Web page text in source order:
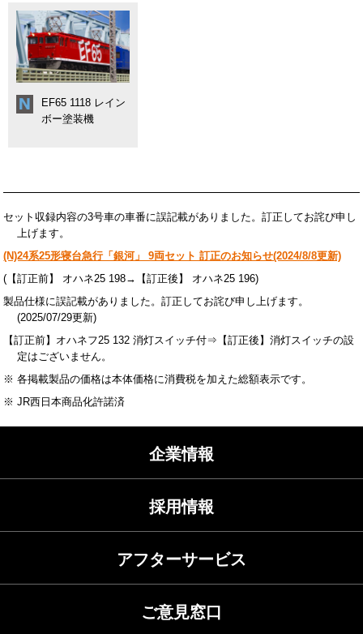
EF65 1118 レイン
ボー塗装機
セット収録内容の3号車の車番に誤記載がありました。訂正してお詫び申し
上げます。
(N)24系25形寝台急行「銀河」 9両セット 訂正のお知らせ(2024/8/8更新)
(【訂正前】 オハネ25 198→【訂正後】 オハネ25 196)
製品仕様に誤記載がありました。訂正してお詫び申し上げます。
(2025/07/29更新)
【訂正前】オハネフ25 132 消灯スイッチ付⇒【訂正後】消灯スイッチの設
定はございません。
※ 各掲載製品の価格は本体価格に消費税を加えた総額表示です。
※ JR西日本商品化許諾済
企業情報
採用情報
アフターサービス
ご意見窓口